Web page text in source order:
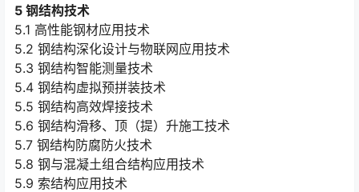
5 钢结构技术
5.1 高性能钢材应用技术
5.2 钢结构深化设计与物联网应用技术
5.3 钢结构智能测量技术
5.4 钢结构虚拟预拼装技术
5.5 钢结构高效焊接技术
5.6 钢结构滑移、顶（提）升施工技术
5.7 钢结构防腐防火技术
5.8 钢与混凝土组合结构应用技术
5.9 索结构应用技术